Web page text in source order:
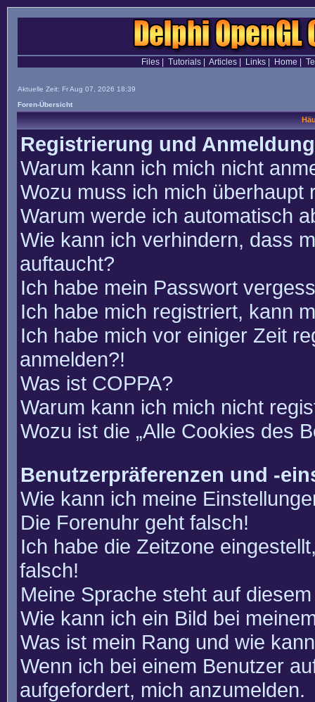
Files| Tutorials| Articles| Links| Home
Aktuelle Zeit: Fr Aug 07, 2026 18:39
Foren-Übersicht
Registrierung und Anmeldung
Warum kann ich mich nicht
Wozu muss ich mich überhaupt
Warum werde ich automatisch
Wie kann ich verhindern, dass
auftaucht?
Ich habe mein Passwort
Ich habe mich registriert, kann
Ich habe mich vor einiger Zeit
anmelden?!
Was ist COPPA?
Warum kann ich mich nicht
Wozu ist die „Alle Cookies des
Benutzerpräferenzen und -
Wie kann ich meine
Die Forenuhr geht falsch!
Ich habe die Zeitzone
falsch!
Meine Sprache steht auf
Wie kann ich ein Bild bei
Was ist mein Rang und wie
Wenn ich bei einem Benutzer
aufgefordert, mich anzumelden.